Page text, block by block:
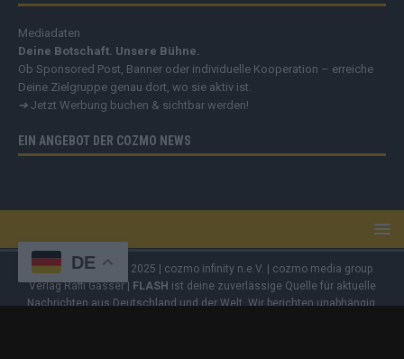
Mediadaten
Deine Botschaft. Unsere Bühne.
Ob Sponsored Post, Banner oder individuelle Kooperation – erreiche
Deine Zielgruppe genau dort, wo sie aktiv ist.
➔ Jetzt Werbung buchen & sichtbar werden!
EIN ANGEBOT DER COZMO NEWS
Copyright© 2019 - 2025 | cozmo infinity n.e.V. | cozmo media group
Verlag Raffi Gasser | FLASH ist deine zuverlässige Quelle für aktuelle
Nachrichten aus Deutschland und der Welt. Wir berichten unabhängig,
DE